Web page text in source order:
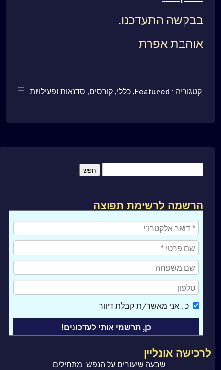
בבקשה התעדכנו.
אוהבת אפרת
קטגוריה : Featured
, כללי, קורסים, סדנאות ופעילויות
הרשמה לרשימת תפוצה
כן, אני מאשר/ת קבלת דיוור
לרכישה אונליין
שבעה שיעורים על הנפש. מתחילים